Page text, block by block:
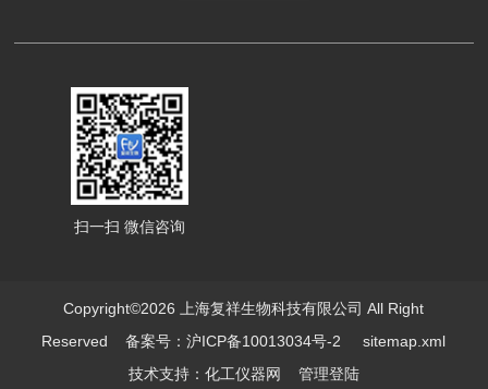
扫一扫 微信咨询
Copyright©2026 上海复祥生物科技有限公司 All Right
Reserved备案号：沪ICP备10013034号-2
sitemap.xml
技术支持： 化工仪器网 管理登陆